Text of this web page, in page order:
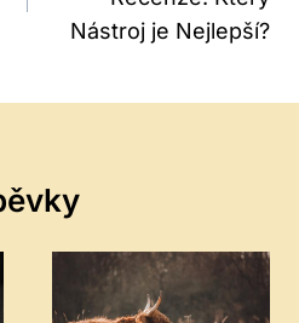
Nástroj je Nejlepší?